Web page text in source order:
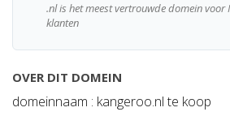
.nl is het meest vertrouwde domein voor
klanten
OVER DIT DOMEIN
domeinnaam : kangeroo.nl te koop